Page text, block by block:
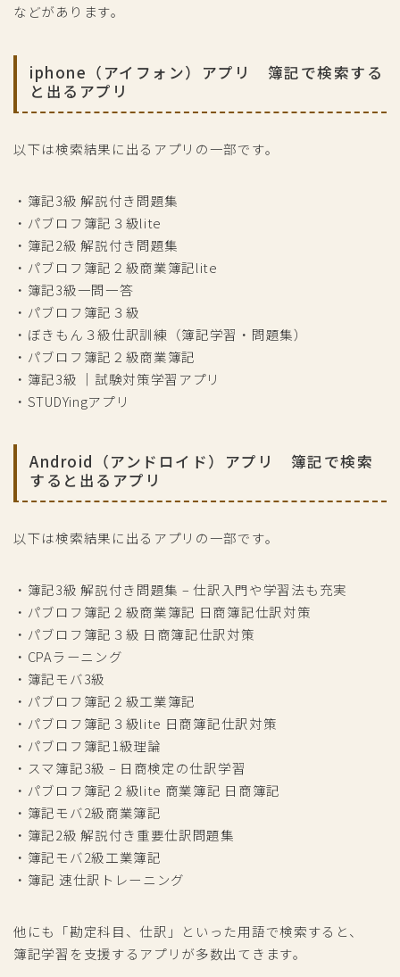
などがあります。
iphone（アイフォン）アプリ 簿記で検索する
と出るアプリ
以下は検索結果に出るアプリの一部です。
・簿記3級 解説付き問題集
・パブロフ簿記３級lite
・簿記2級 解説付き問題集
・パブロフ簿記２級商業簿記lite
・簿記3級一問一答
・パブロフ簿記３級
・ぼきもん３級仕訳訓練（簿記学習・問題集）
・パブロフ簿記２級商業簿記
・簿記3級 ｜試験対策学習アプリ
・STUDYingアプリ
Android（アンドロイド）アプリ 簿記で検索
すると出るアプリ
以下は検索結果に出るアプリの一部です。
・簿記3級 解説付き問題集 – 仕訳入門や学習法も充実
・パブロフ簿記２級商業簿記 日商簿記仕訳対策
・パブロフ簿記３級 日商簿記仕訳対策
・CPAラーニング
・簿記モバ3級
・パブロフ簿記２級工業簿記
・パブロフ簿記３級lite 日商簿記仕訳対策
・パブロフ簿記1級理論
・スマ簿記3級 – 日商検定の仕訳学習
・パブロフ簿記２級lite 商業簿記 日商簿記
・簿記モバ2級商業簿記
・簿記2級 解説付き重要仕訳問題集
・簿記モバ2級工業簿記
・簿記 速仕訳トレーニング
他にも「勘定科目、仕訳」といった用語で検索すると、
簿記学習を支援するアプリが多数出てきます。